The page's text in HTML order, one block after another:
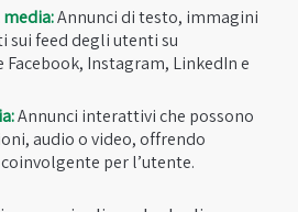
Annunci di testo, immagini
sui feed degli utenti su
Instagram, LinkedIn e
Annunci interattivi che possono
audio o video, offrendo
per l’utente.